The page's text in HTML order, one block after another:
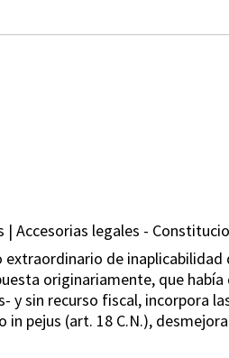
| Accesorias legales -
extraordinario de
originariamente, que
y sin recurso fiscal, incorpora
pejus (art. 18 C.N.),